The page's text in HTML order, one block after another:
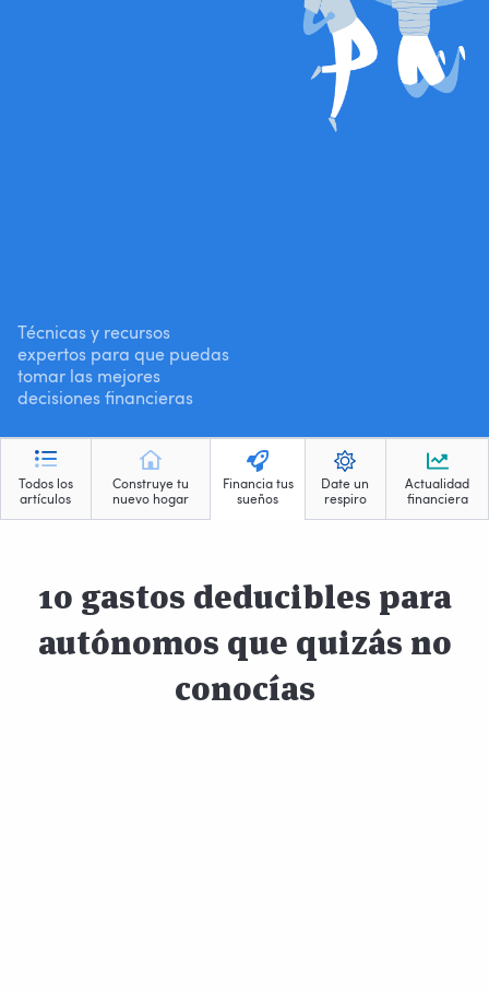
Técnicas y recursos
expertos para que puedas
tomar las mejores
decisiones financieras
Todos los
artículos
Construye tu
nuevo hogar
Financia tus
sueños
Date un
respiro
Actualidad
financiera
10 gastos deducibles para
autónomos que quizás no
conocías